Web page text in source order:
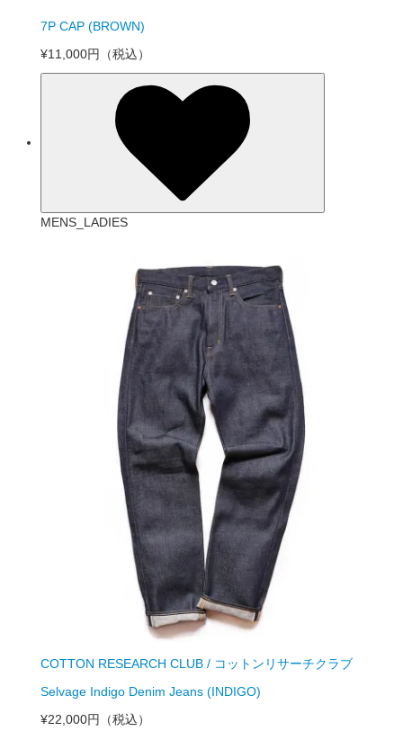
7P CAP (BROWN)
¥11,000円
（税込）
MENS_LADIES
COTTON RESEARCH CLUB / コットンリサーチクラブ
Selvage Indigo Denim Jeans (INDIGO)
¥22,000円
（税込）